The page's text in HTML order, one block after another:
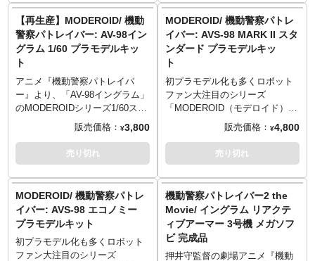
ます。
※画像は塗装済みの完成見本で
す。実際の商品とは異なりま
す。
開していきます。
強化スーツの最高傑作デザイン
である「プロテクトギア」。第
二次世界大戦のドイツ軍の魅力
を各所に取り入れられた、デザ
イナー出渕裕氏の手によって生
み出された圧倒的な存在感の強
化スーツを造形作家・田熊勝夫
い、立ち姿だけでにじみ出る存
在感と重量感が味わえる、田熊
造形作品の中でも最高傑作と言
※この商品は組み立て、塗装が
必要なソフビキットとなりま
す。組み立て、塗装には別途、
接着剤や工具、塗料等が必要で
す。
士郎正宗原作のSFアニメ映画、
1995年公開『GHOST IN THE
SHELL/攻殻機動隊』より草薙素
子が登場です。
©1995 士郎正宗／講談社・バン
ダイビジュアル・MANGA
ENTERTAINMENT
【再生産】MODEROID/ 機動
警察パトレイバー: AV-98イン
グラム 1/60 プラモデルキッ
ト
アニメ『機動警察パトレイバ
ー』より、「AV-98イングラム」
のMODEROIDシリーズ1/60スケ
ールプラモデルキットが再び登
場！劇中さながらのスタイルで
造形されたリアルモデル。1号
機・2号機を選択して組み立てる
ト。各関節可動、6連装リボルバ
ーカノン、対レイバー用スタン
スティック（長・短）をはじめ
とした各種武装が付属。主素材
はPS＆ABS。白、黒、グレー、
クリアの4成形色と彩色済みパー
販売価格： ¥3,800
売り切れ
MODEROID/ 機動警察パトレ
イバー: AVS-98 MARK II スタ
ンダード プラモデルキッ
ト
初プラモデル化も多くロボット
ファン大注目のシリーズ
「MODEROID（モデロイド）」
から、アニメ『機動警察パトレ
イバー』のAVS-98エコノミーの
改良型となる「AVS-98 MARKII
スタンダード」がプラモデル
クリアパーツを使用。各種交換
用手首、劇中未使用のオリジナ
ル装備として6連装リボルバーカ
ノン、対レイバー用スタンステ
ィック（長・短）、シールドが
付属。各成形色、彩色済みパー
販売価格： ¥4,800
売り切れ
MODEROID/ 機動警察パトレ
イバー: AVS-98 エコノミー
プラモデルキット
初プラモデル化も多くロボット
ファン大注目のシリーズ
機動警察パトレイバー2 the
Movie/ イングラム リアクテ
ィブアーマー 3号機 メガソフ
ビ 完成品
押井守監督の劇場アニメ『機動